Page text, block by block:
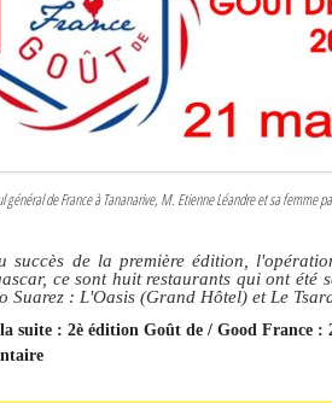
général de France à Tananarive, M. Etienne Léandre et sa femme
succès de la première édition,
ce sont huit restaurants qui ont été
Suarez : L'Oasis (Grand Hôtel) et Le
suite : 2è édition Goût de / Good France :